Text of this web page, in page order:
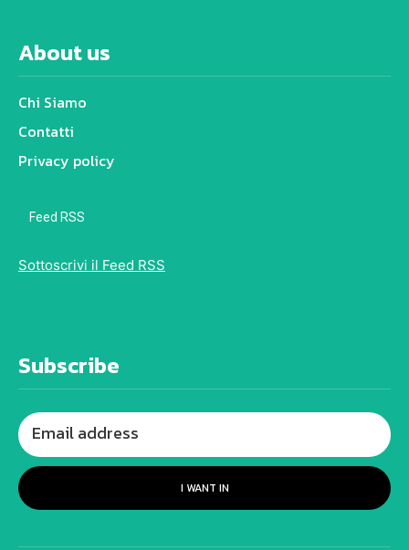
About us
Chi Siamo
Contatti
Privacy policy
Feed RSS
Sottoscrivi il Feed RSS
Subscribe
I WANT IN